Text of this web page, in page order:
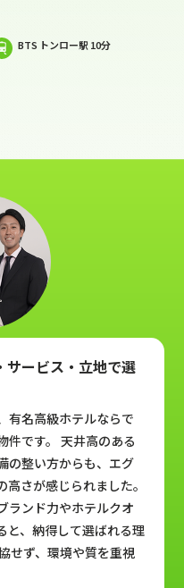
BTS トンロー駅 10分
サービス・立地で選
有名高級ホテルならで
件です。 天井高のある
の整い方からも、エグ
さが感じられました。
ランド力やホテルクオ
と、納得して選ばれる理
せず、環境や質を重視